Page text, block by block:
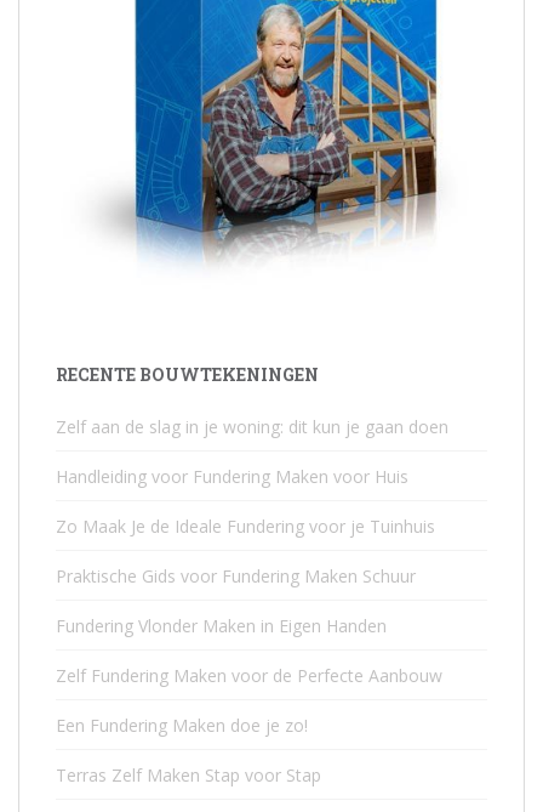
RECENTE BOUWTEKENINGEN
Zelf aan de slag in je woning: dit kun je gaan doen
Handleiding voor Fundering Maken voor Huis
Zo Maak Je de Ideale Fundering voor je Tuinhuis
Praktische Gids voor Fundering Maken Schuur
Fundering Vlonder Maken in Eigen Handen
Zelf Fundering Maken voor de Perfecte Aanbouw
Een Fundering Maken doe je zo!
Terras Zelf Maken Stap voor Stap